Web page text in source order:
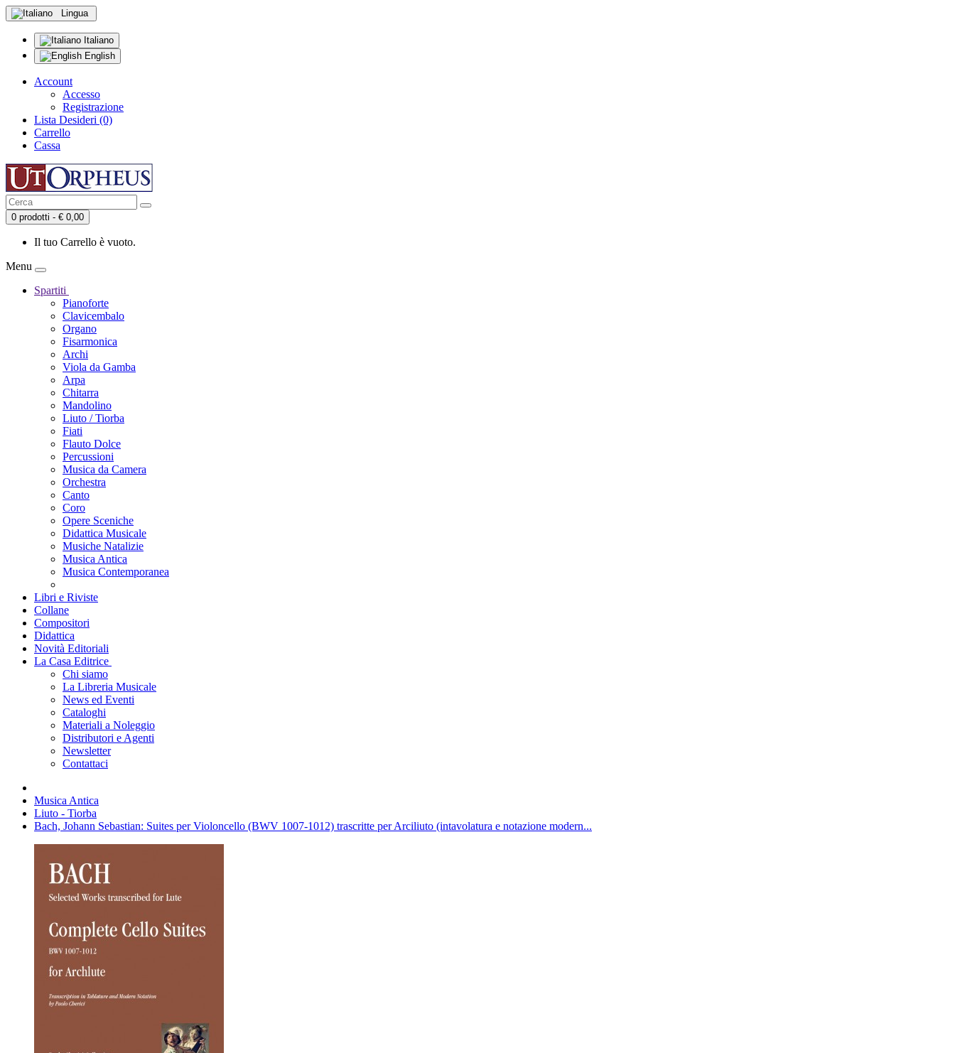
Lingua
Italiano
English
Account
Accesso
Registrazione
Lista Desideri (0)
Carrello
Cassa
0 prodotti - € 0,00
Il tuo Carrello è vuoto.
Menu
Spartiti
Pianoforte
Clavicembalo
Organo
Fisarmonica
Archi
Viola da Gamba
Arpa
Chitarra
Mandolino
Liuto / Tiorba
Fiati
Flauto Dolce
Percussioni
Musica da Camera
Orchestra
Canto
Coro
Opere Sceniche
Didattica Musicale
Musiche Natalizie
Musica Antica
Musica Contemporanea
Libri e Riviste
Collane
Compositori
Didattica
Novità Editoriali
La Casa Editrice
Chi siamo
La Libreria Musicale
News ed Eventi
Cataloghi
Materiali a Noleggio
Distributori e Agenti
Newsletter
Contattaci
Musica Antica
Liuto - Tiorba
Bach, Johann Sebastian: Suites per Violoncello (BWV 1007-1012) trascritte per Arciliuto (intavolatura e notazione modern...